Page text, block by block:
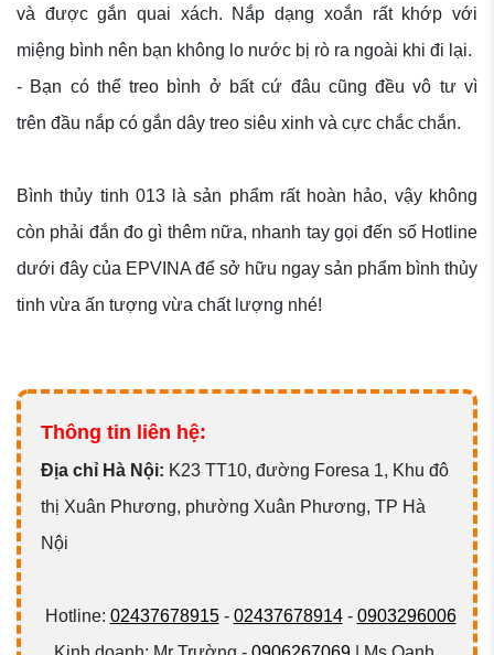
và được gắn quai xách. Nắp dạng xoắn rất khớp với
miệng bình nên bạn không lo nước bị rò ra ngoài khi đi lại.
- Bạn có thể treo bình ở bất cứ đâu cũng đều vô tư vì
trên đầu nắp có gắn dây treo siêu xinh và cực chắc chắn.
Bình thủy tinh 013 là sản phẩm rất hoàn hảo, vậy không
còn phải đắn đo gì thêm nữa, nhanh tay gọi đến số Hotline
dưới đây của EPVINA để sở hữu ngay sản phẩm bình thủy
tinh vừa ấn tượng vừa chất lượng nhé!
Thông tin liên hệ:
Địa chỉ Hà Nội: K23 TT10, đường Foresa 1, Khu đô
thị Xuân Phương, phường Xuân Phương, TP Hà
Nội
Hotline: 02437678915- 02437678914- 0903296006